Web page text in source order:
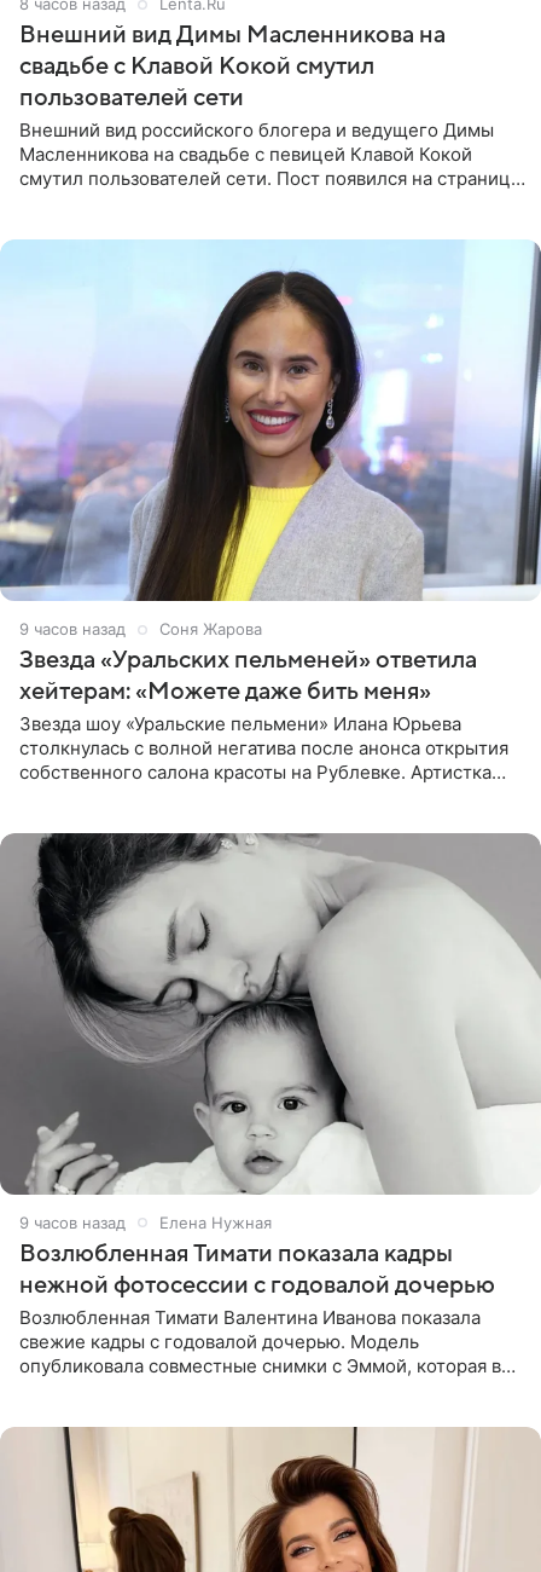
8 часов назад Lenta.Ru
Внешний вид Димы Масленникова на
свадьбе с Клавой Кокой смутил
пользователей сети
Внешний вид российского блогера и ведущего Димы
Масленникова на свадьбе с певицей Клавой Кокой
смутил пользователей сети. Пост появился на странице
9 часов назад Соня Жарова
Звезда «Уральских пельменей» ответила
хейтерам: «Можете даже бить меня»
Звезда шоу «Уральские пельмени» Илана Юрьева
столкнулась с волной негатива после анонса открытия
собственного салона красоты на Рублевке. Артистка
9 часов назад Елена Нужная
Возлюбленная Тимати показала кадры
нежной фотосессии с годовалой дочерью
Возлюбленная Тимати Валентина Иванова показала
свежие кадры с годовалой дочерью. Модель
опубликовала совместные снимки с Эммой, которая в